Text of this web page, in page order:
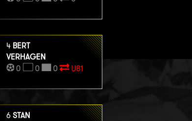
4 BERT
VERHAGEN
0
0 0 U81
6 STAN